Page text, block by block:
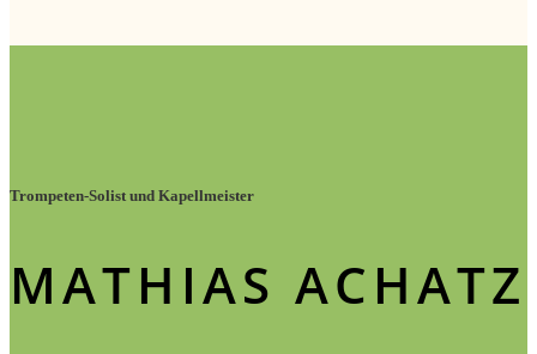
Trompeten-Solist und Kapellmeister
MATHIAS ACHATZ